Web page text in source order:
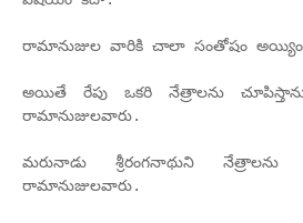
రామానుజుల వారికి చాలా సంతోషం
అయితే రేపు ఒకరి నేత్రాలను
రామానుజులవారు.
మరునాడు శ్రీరంగనాథుని నేత్రాలను
రామానుజులవారు.